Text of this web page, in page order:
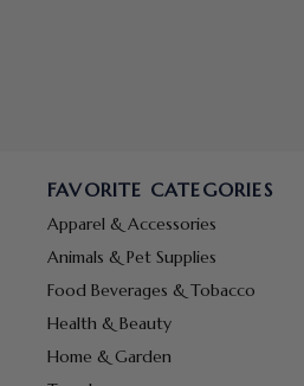
FAVORITE CATEGORIES
Apparel & Accessories
Animals & Pet Supplies
Food Beverages & Tobacco
Health & Beauty
Home & Garden